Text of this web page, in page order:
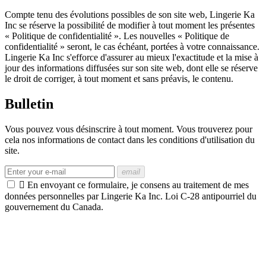
Compte tenu des évolutions possibles de son site web, Lingerie Ka
Inc se réserve la possibilité de modifier à tout moment les présentes
« Politique de confidentialité ». Les nouvelles « Politique de
confidentialité » seront, le cas échéant, portées à votre connaissance.
Lingerie Ka Inc s'efforce d'assurer au mieux l'exactitude et la mise à
jour des informations diffusées sur son site web, dont elle se réserve
le droit de corriger, à tout moment et sans préavis, le contenu.
Bulletin
Vous pouvez vous désinscrire à tout moment. Vous trouverez pour
cela nos informations de contact dans les conditions d'utilisation du
site.
email
 En envoyant ce formulaire, je consens au traitement de mes
données personnelles par Lingerie Ka Inc. Loi C-28 antipourriel du
gouvernement du Canada.